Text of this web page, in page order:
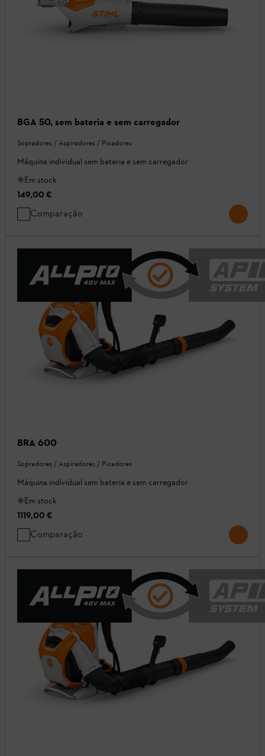
BGA 50, sem bateria e sem carregador
Sopradores / Aspiradores / Picadores
Máquina individual sem bateria e sem carregador
Em stock
149,00 €
Comparação
BRA 600
Sopradores / Aspiradores / Picadores
Máquina individual sem bateria e sem carregador
Em stock
1119,00 €
Comparação